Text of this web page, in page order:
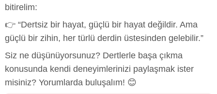
bitirelim:
👉 “Dertsiz bir hayat, güçlü bir hayat değildir. Ama
güçlü bir zihin, her türlü derdin üstesinden gelebilir.”
Siz ne düşünüyorsunuz? Dertlerle başa çıkma
konusunda kendi deneyimlerinizi paylaşmak ister
misiniz? Yorumlarda buluşalım! 😊